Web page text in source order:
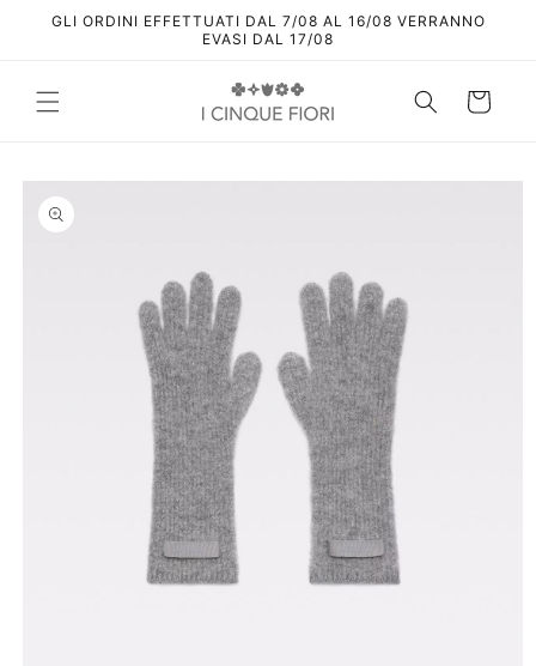
direttamente
GLI ORDINI EFFETTUATI DAL 7/08 AL 16/08 VERRANNO
EVASI DAL 17/08
Carrello
Passa alle
informazioni
sul prodotto